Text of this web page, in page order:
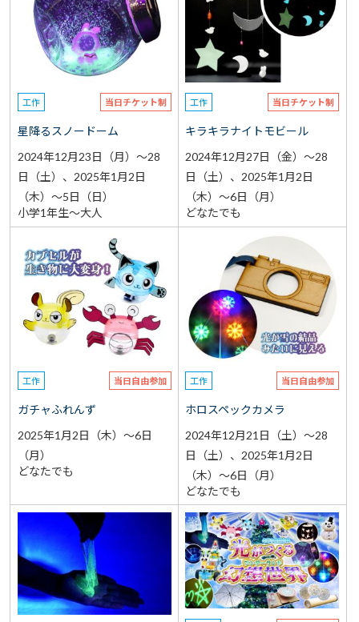
工作 当日チケット制
星降るスノードーム
2024年12月23日（月）～28
日（土）、2025年1月2日
（木）～5日（日）
小学1年生～大人
工作 当日チケット制
キラキラナイトモビール
2024年12月27日（金）～28
日（土）、2025年1月2日
（木）～6日（月）
どなたでも
工作 当日自由参加
ガチャふれんず
2025年1月2日（木）～6日
（月）
どなたでも
工作 当日自由参加
ホロスペックカメラ
2024年12月21日（土）～28
日（土）、2025年1月2日
（木）～6日（月）
どなたでも